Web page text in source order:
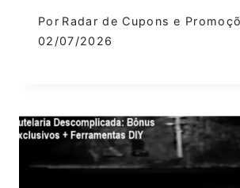
Por Radar de Cupons e
02/07/2026